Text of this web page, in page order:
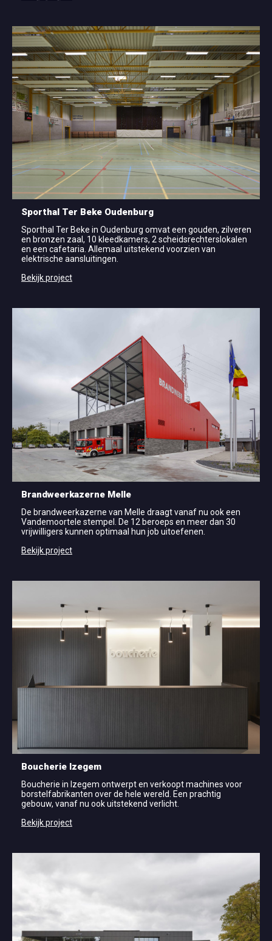
Sporthal Ter Beke Oudenburg
Sporthal Ter Beke in Oudenburg omvat een gouden, zilveren
en bronzen zaal, 10 kleedkamers, 2 scheidsrechterslokalen
en een cafetaria. Allemaal uitstekend voorzien van
elektrische aansluitingen.
Bekijk project
Brandweerkazerne Melle
De brandweerkazerne van Melle draagt vanaf nu ook een
Vandemoortele stempel. De 12 beroeps en meer dan 30
vrijwilligers kunnen optimaal hun job uitoefenen.
Bekijk project
Boucherie Izegem
Boucherie in Izegem ontwerpt en verkoopt machines voor
borstelfabrikanten over de hele wereld. Een prachtig
gebouw, vanaf nu ook uitstekend verlicht.
Bekijk project